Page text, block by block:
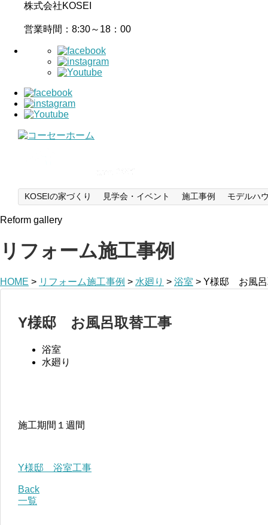
株式会社KOSEI
営業時間：8:30～18：00
KOSEIの家づくり 見学会・イベント 施工事例 モデルハ
Reform gallery
リフォーム施工事例
HOME > リフォーム施工事例 > 水廻り > 浴室 > Y様邸 お風呂
Y様邸 お風呂取替工事
浴室
水廻り
施工期間１週間
Y様邸 浴室工事
Back
一覧